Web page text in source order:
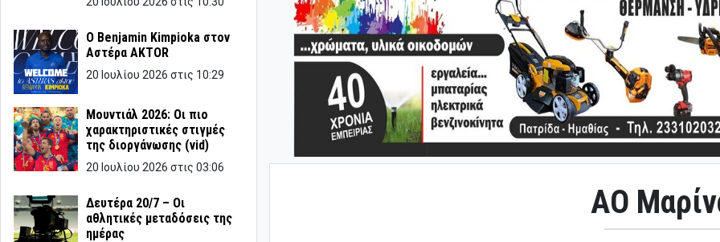
Ο Benjamin Kimpioka στον
Αστέρα AKTOR
20 Ιουλίου 2026 στις 10:29
Μουντιάλ 2026: Οι πιο
χαρακτηριστικές στιγμές
της διοργάνωσης (vid)
20 Ιουλίου 2026 στις 03:06
Δευτέρα 20/7 – Οι
αθλητικές μεταδόσεις της
ημέρας
ΑΟ